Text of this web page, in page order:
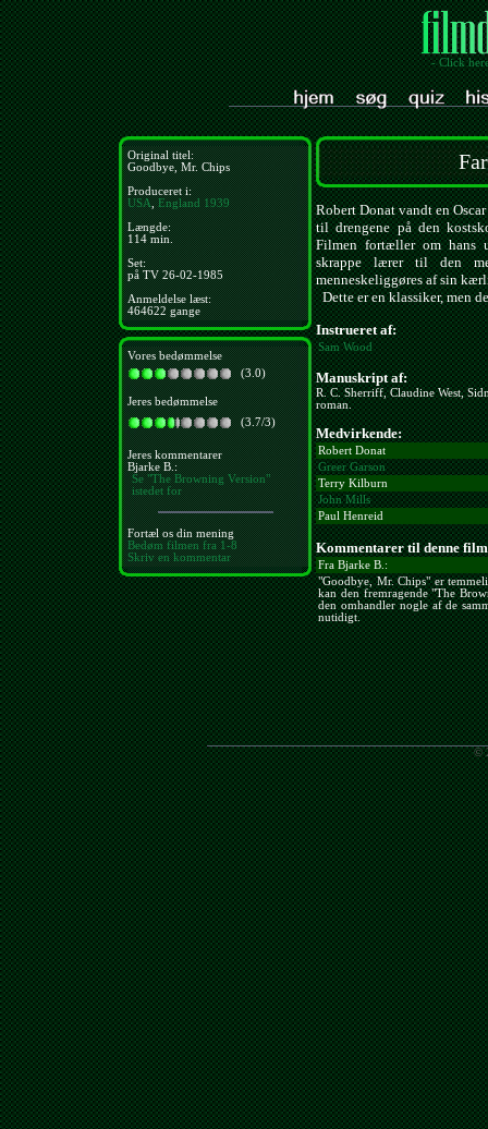
- Click
Original titel:
Goodbye, Mr. Chips
Produceret i:
USA,England 1939
Længde:
114 min.
Set:
på TV 26-02-1985
Anmeldelse læst:
464622 gange
Vores bedømmelse
(3.0)
Jeres bedømmelse
(3.7/3)
Jeres kommentarer
Bjarke B.:
Se "The Browning Version"
istedet for
Fortæl os din mening
Bedøm filmen fra 1-8
Skriv en kommentar
Robert Donat vandt en
til drengene på den
Filmen fortæller om hans
skrappe lærer til den
menneskeliggøres af sin
Dette er en klassiker, men
Instrueret af:
Sam Wood
Manuskript af:
R. C. Sherriff, Claudine West,
roman.
Medvirkende:
Robert Donat
Greer Garson
Terry Kilburn
John Mills
Paul Henreid
Kommentarer til denne
Fra Bjarke B.:
"Goodbye, Mr. Chips" er
kan den fremragende "The
den omhandler nogle af de
nutidigt.
©